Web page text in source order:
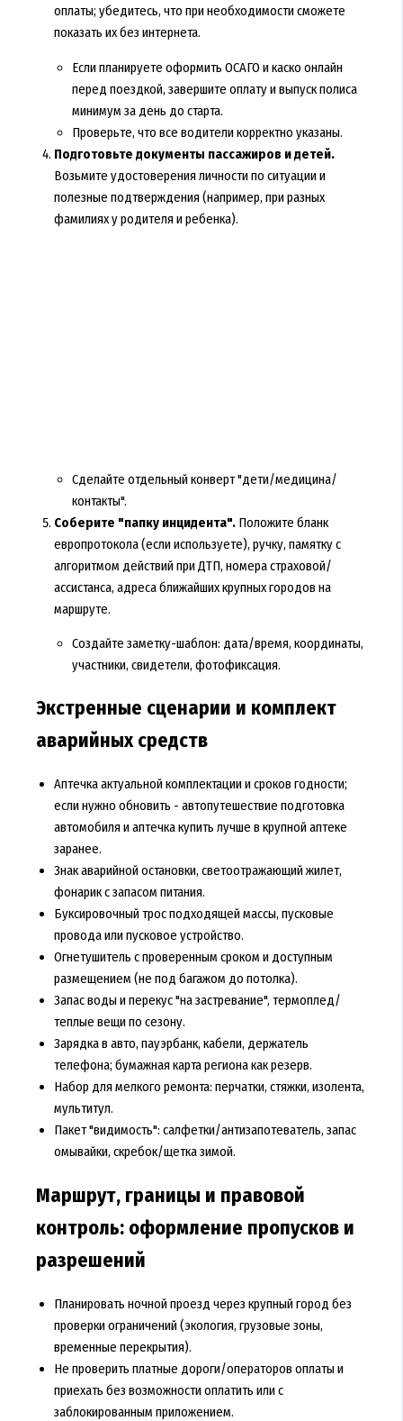
оплаты; убедитесь, что при необходимости сможете
показать их без интернета.
Если планируете оформить ОСАГО и каско онлайн
перед поездкой, завершите оплату и выпуск полиса
минимум за день до старта.
Проверьте, что все водители корректно указаны.
Подготовьте документы пассажиров и детей.
Возьмите удостоверения личности по ситуации и
полезные подтверждения (например, при разных
фамилиях у родителя и ребенка).
Сделайте отдельный конверт "дети/медицина/
контакты".
Соберите "папку инцидента".Положите бланк
европротокола (если используете), ручку, памятку с
алгоритмом действий при ДТП, номера страховой/
ассистанса, адреса ближайших крупных городов на
маршруте.
Создайте заметку-шаблон: дата/время, координаты,
участники, свидетели, фотофиксация.
Экстренные сценарии и комплект
аварийных средств
Аптечка актуальной комплектации и сроков годности;
если нужно обновить - автопутешествие подготовка
автомобиля и аптечка купить лучше в крупной аптеке
заранее.
Знак аварийной остановки, светоотражающий жилет,
фонарик с запасом питания.
Буксировочный трос подходящей массы, пусковые
провода или пусковое устройство.
Огнетушитель с проверенным сроком и доступным
размещением (не под багажом до потолка).
Запас воды и перекус "на застревание", термоплед/
теплые вещи по сезону.
Зарядка в авто, пауэрбанк, кабели, держатель
телефона; бумажная карта региона как резерв.
Набор для мелкого ремонта: перчатки, стяжки, изолента,
мультитул.
Пакет "видимость": салфетки/антизапотеватель, запас
омывайки, скребок/щетка зимой.
Маршрут, границы и правовой
контроль: оформление пропусков и
разрешений
Планировать ночной проезд через крупный город без
проверки ограничений (экология, грузовые зоны,
временные перекрытия).
Не проверить платные дороги/операторов оплаты и
приехать без возможности оплатить или с
заблокированным приложением.